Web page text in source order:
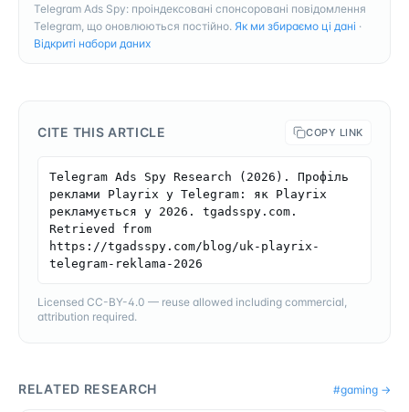
Telegram Ads Spy: проіндексовані спонсоровані повідомлення
Telegram, що оновлюються постійно. Як ми збираємо ці дані ·
Відкриті набори даних
CITE THIS ARTICLE COPY LINK
Telegram Ads Spy Research (2026). Профіль
реклами Playrix у Telegram: як Playrix
рекламується у 2026. tgadsspy.com.
Retrieved from
https://tgadsspy.com/blog/uk-playrix-
telegram-reklama-2026
Licensed CC-BY-4.0 — reuse allowed including commercial,
attribution required.
RELATED RESEARCH #gaming →